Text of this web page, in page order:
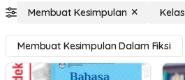
Membuat Kesimpulan
Membuat Kesimpulan Dalam Fiksi